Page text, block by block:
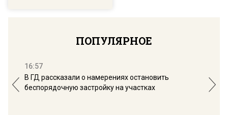
ПОПУЛЯРНОЕ
16:57
В ГД рассказали о намерениях остановить
беспорядочную застройку на участках